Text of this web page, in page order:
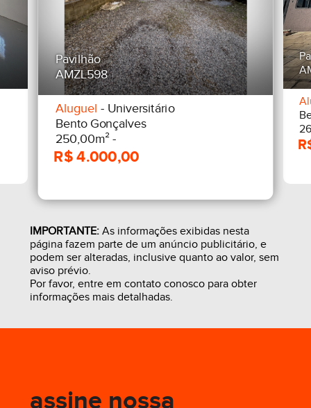
Pavilhão
AMZL598
Aluguel - Universitário
Bento Gonçalves
250,00m² -
IMPORTANTE:As informações exibidas nesta
página fazem parte de um anúncio publicitário, e
podem ser alteradas, inclusive quanto ao valor, sem
aviso prévio.
Por favor, entre em contato conosco para obter
informações mais detalhadas.
assine nossa